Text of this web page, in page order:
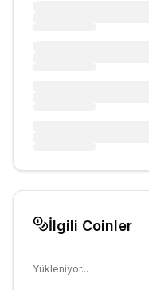
İlgili Coinler
Yükleniyor...